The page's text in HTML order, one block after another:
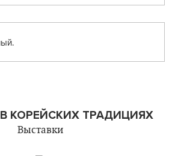
КОРЕЙСКИХ ТРАДИЦИЯХ
Выставки